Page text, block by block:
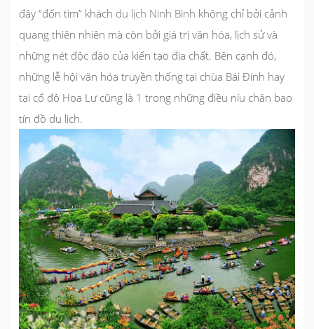
đây “đốn tim” khách du lịch Ninh Bình không chỉ bởi cảnh
quang thiên nhiên mà còn bởi giá trị văn hóa, lịch sử và
những nét độc đáo của kiến tạo địa chất. Bên cạnh đó,
những lễ hội văn hóa truyền thống tại chùa Bái Đính hay
tại cố đô Hoa Lư cũng là 1 trong những điều níu chân bao
tín đồ du lịch.